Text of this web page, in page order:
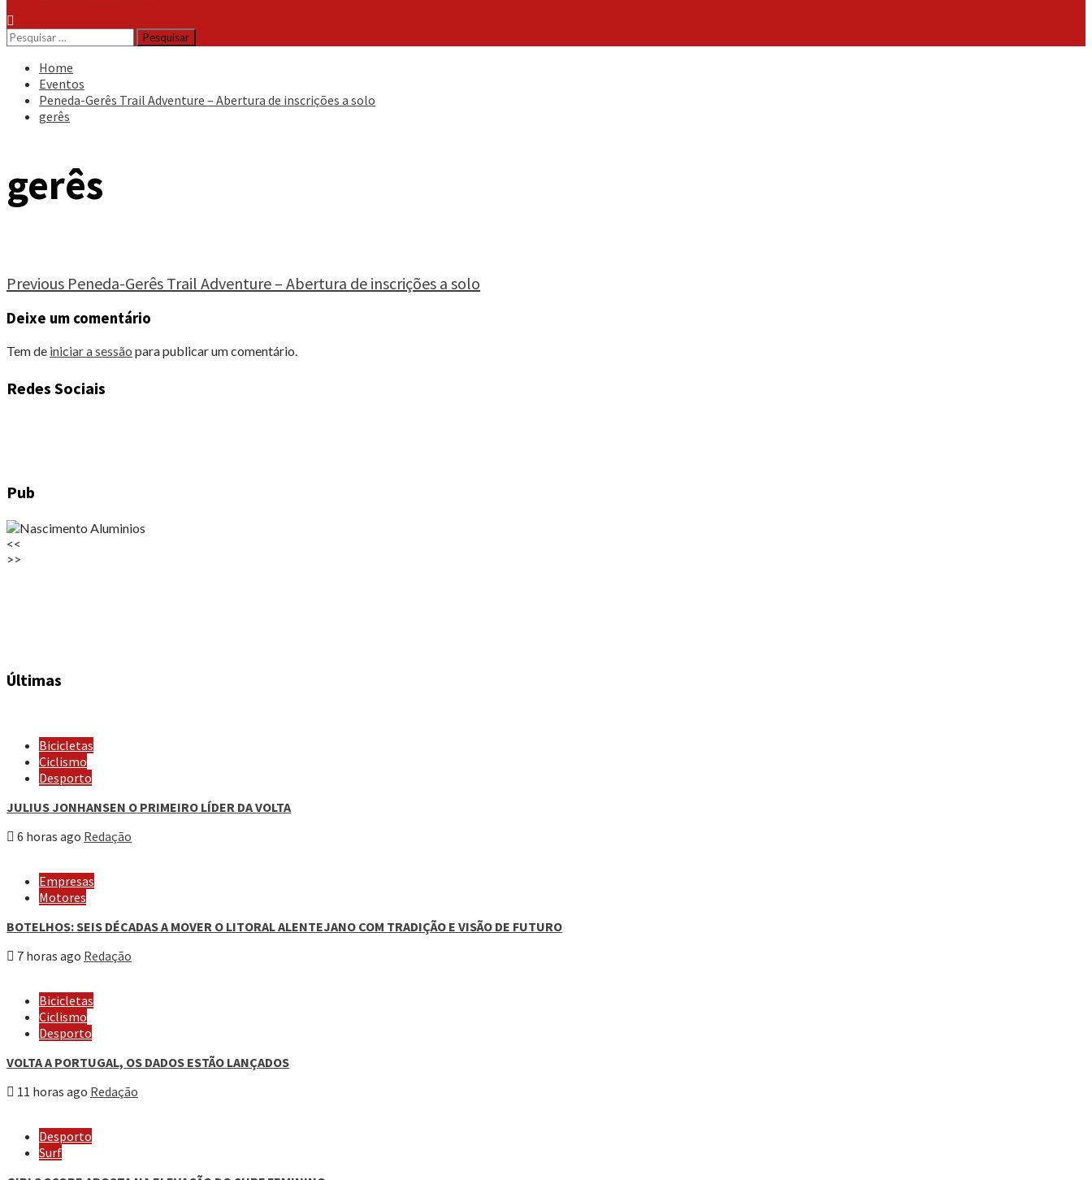
Pesquisar
por:
Home
Eventos
Peneda-Gerês Trail Adventure – Abertura de inscrições a solo
gerês
gerês
Continue
Reading
Previous Peneda-Gerês Trail Adventure – Abertura de inscrições a solo
Deixe um comentário
Tem de iniciar a sessão para publicar um comentário.
Redes Sociais
Pub
<<
>>
Últimas
Bicicletas
Ciclismo
Desporto
JULIUS JONHANSEN O PRIMEIRO LÍDER DA VOLTA
6 horas ago Redação
Empresas
Motores
BOTELHOS: SEIS DÉCADAS A MOVER O LITORAL ALENTEJANO COM TRADIÇÃO E VISÃO DE FUTURO
7 horas ago Redação
Bicicletas
Ciclismo
Desporto
VOLTA A PORTUGAL, OS DADOS ESTÃO LANÇADOS
11 horas ago Redação
Desporto
Surf